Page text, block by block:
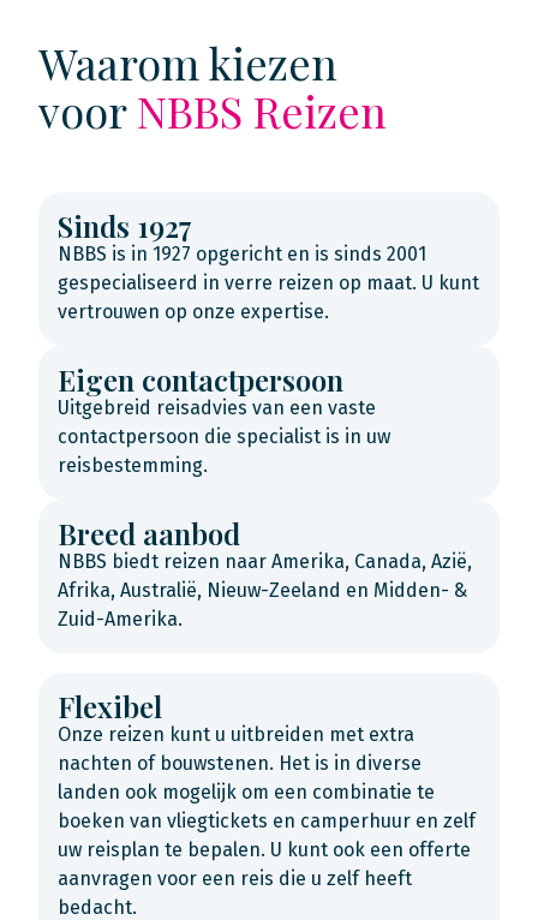
Waarom kiezen
voorNBBS Reizen
Sinds 1927
NBBS is in 1927 opgericht en is sinds 2001
gespecialiseerd in verre reizen op maat. U kunt
vertrouwen op onze expertise.
Eigen contactpersoon
Uitgebreid reisadvies van een vaste
contactpersoon die specialist is in uw
reisbestemming.
Breed aanbod
NBBS biedt reizen naar Amerika, Canada, Azië,
Afrika, Australië, Nieuw-Zeeland en Midden- &
Zuid-Amerika.
Flexibel
Onze reizen kunt u uitbreiden met extra
nachten of bouwstenen. Het is in diverse
landen ook mogelijk om een combinatie te
boeken van vliegtickets en camperhuur en zelf
uw reisplan te bepalen. U kunt ook een offerte
aanvragen voor een reis die u zelf heeft
bedacht.